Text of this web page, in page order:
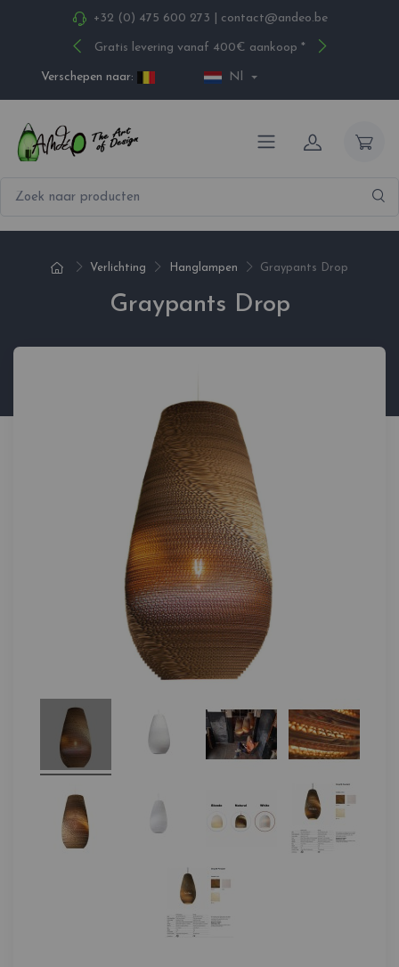
+32 (0) 475 600 273 contact@andeo.be
Gratis levering vanaf 400€ aankoop *
Verschepen naar: Nl
Verlichting Hanglampen Graypants Drop
Graypants Drop